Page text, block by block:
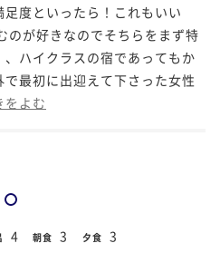
度といったら！これもいい
のが好きなのでそちらをまず特
ハイクラスの宿であってもか
最初に出迎えて下さった女性
をよむ
4 朝食 3 夕食 3